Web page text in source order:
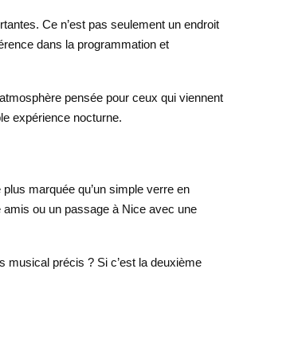
Ce n’est pas seulement un endroit
dans la programmation et
pensée pour ceux qui viennent
expérience nocturne.
marquée qu’un simple verre en
ou un passage à Nice avec une
musical précis ? Si c’est la deuxième